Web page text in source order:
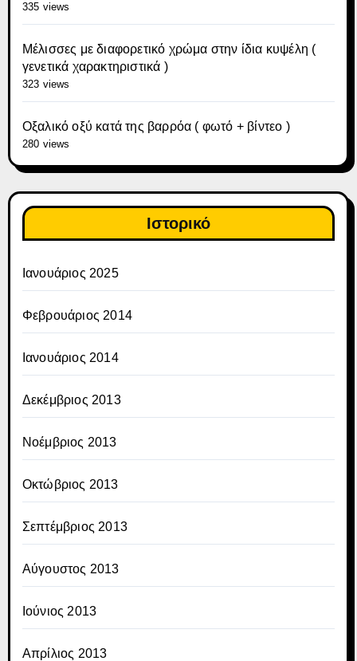
335 views
Μέλισσες με διαφορετικό χρώμα στην ίδια κυψέλη (
γενετικά χαρακτηριστικά )
323 views
Οξαλικό οξύ κατά της βαρρόα ( φωτό + βίντεο )
280 views
Ιστορικό
Ιανουάριος 2025
Φεβρουάριος 2014
Ιανουάριος 2014
Δεκέμβριος 2013
Νοέμβριος 2013
Οκτώβριος 2013
Σεπτέμβριος 2013
Αύγουστος 2013
Ιούνιος 2013
Απρίλιος 2013